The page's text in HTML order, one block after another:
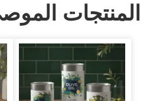
المنتجات